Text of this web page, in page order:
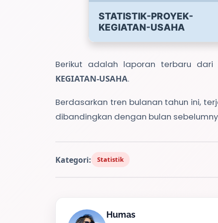
STATISTIK-PROYEK-
KEGIATAN-USAHA
Berikut adalah laporan terbaru
KEGIATAN-USAHA.
Berdasarkan tren bulanan tahun ini,
dibandingkan dengan bulan
Kategori: Statistik
Humas